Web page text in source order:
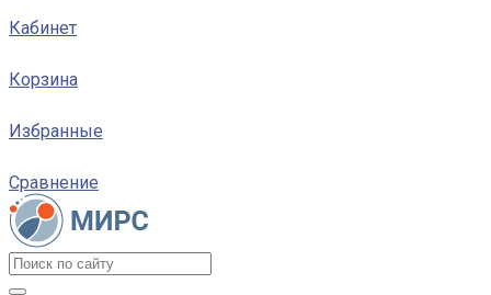
Кабинет
Корзина
Избранные
Сравнение